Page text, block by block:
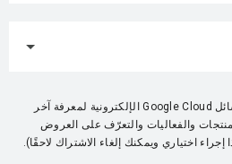
أريد الاشتراك أيضًا في رسائل Google Cloud الإلكترونية لمعرفة آخر
والفعاليات والتعرّف على العروض
إجراء اختياري ويمكنك إلغاء الاشتراك لاحقًا).